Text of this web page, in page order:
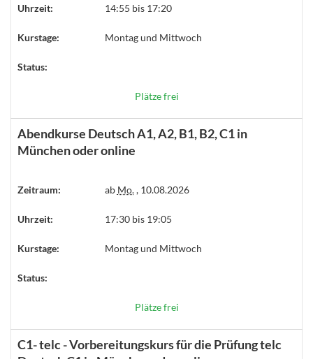
Uhrzeit: 14:55 bis 17:20
Kurstage: Montag und Mittwoch
Status:
Plätze frei
Abendkurse Deutsch A1, A2, B1, B2, C1 in
München oder online
Zeitraum: ab Mo., 10.08.2026
Uhrzeit: 17:30 bis 19:05
Kurstage: Montag und Mittwoch
Status:
Plätze frei
C1- telc - Vorbereitungskurs für die Prüfung telc